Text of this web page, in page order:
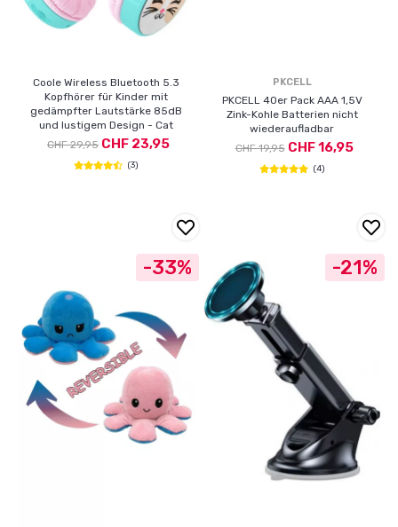
Coole Wireless Bluetooth 5.3
Kopfhörer für Kinder mit
gedämpfter Lautstärke 85dB
und lustigem Design - Cat
CHF 29,95 CHF 23,95
(3)
PKCELL
PKCELL 40er Pack AAA 1,5V
Zink-Kohle Batterien nicht
wiederaufladbar
CHF 19,95CHF 16,95
(4)
-33% -21%